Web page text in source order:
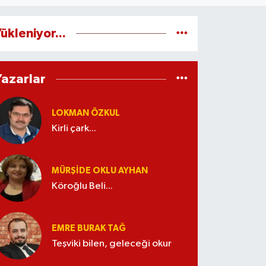
LOKMAN ÖZKUL
Kirli çark...
MÜRŞIDE OKLU AYHAN
Köroğlu Beli...
EMRE BURAK TAĞ
Teşviki bilen, geleceği okur